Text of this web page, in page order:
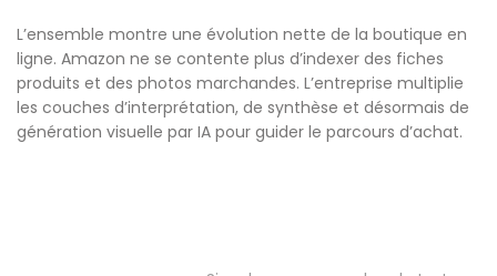
L’ensemble montre une évolution nette de la boutique en
ligne. Amazon ne se contente plus d’indexer des fiches
produits et des photos marchandes. L’entreprise multiplie
les couches d’interprétation, de synthèse et désormais de
génération visuelle par IA pour guider le parcours d’achat.